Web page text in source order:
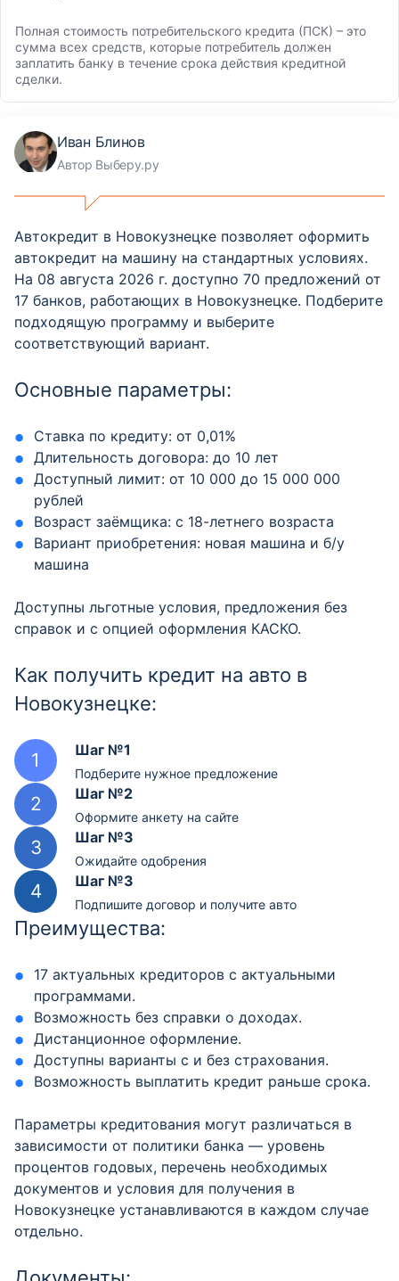
Полная стоимость потребительского кредита (ПСК) – это
сумма всех средств, которые потребитель должен
заплатить банку в течение срока действия кредитной
сделки.
Иван Блинов
Автор Выберу.ру
Автокредит в Новокузнецке позволяет оформить
автокредит на машину на стандартных условиях.
На 08 августа 2026 г. доступно 70 предложений от
17 банков, работающих в Новокузнецке. Подберите
подходящую программу и выберите
соответствующий вариант.
Основные параметры:
Ставка по кредиту: от 0,01%
Длительность договора: до 10 лет
Доступный лимит: от 10 000 до 15 000 000
рублей
Возраст заёмщика: с 18-летнего возраста
Вариант приобретения: новая машина и б/у
машина
Доступны льготные условия, предложения без
справок и с опцией оформления КАСКО.
Как получить кредит на авто в
Новокузнецке:
Шаг №1
Подберите нужное предложение
Шаг №2
Оформите анкету на сайте
Шаг №3
Ожидайте одобрения
Шаг №3
Подпишите договор и получите авто
Преимущества:
17 актуальных кредиторов с актуальными
программами.
Возможность без справки о доходах.
Дистанционное оформление.
Доступны варианты с и без страхования.
Возможность выплатить кредит раньше срока.
Параметры кредитования могут различаться в
зависимости от политики банка — уровень
процентов годовых, перечень необходимых
документов и условия для получения в
Новокузнецке устанавливаются в каждом случае
отдельно.